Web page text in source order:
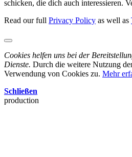
schicken, die dich auch interessieren.
Read our full Privacy Policy as well as
Cookies helfen uns bei der
Dienste. Durch die weitere Nutzung
Verwendung von Cookies zu. Mehr
Schließen
production